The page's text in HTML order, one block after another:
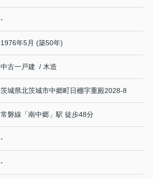
-
1976年5月 (築50年)
中古一戸建 / 木造
茨城県北茨城市中郷町日棚字重殿2028-8
常磐線 「南中郷 」駅 徒歩48分
-
-